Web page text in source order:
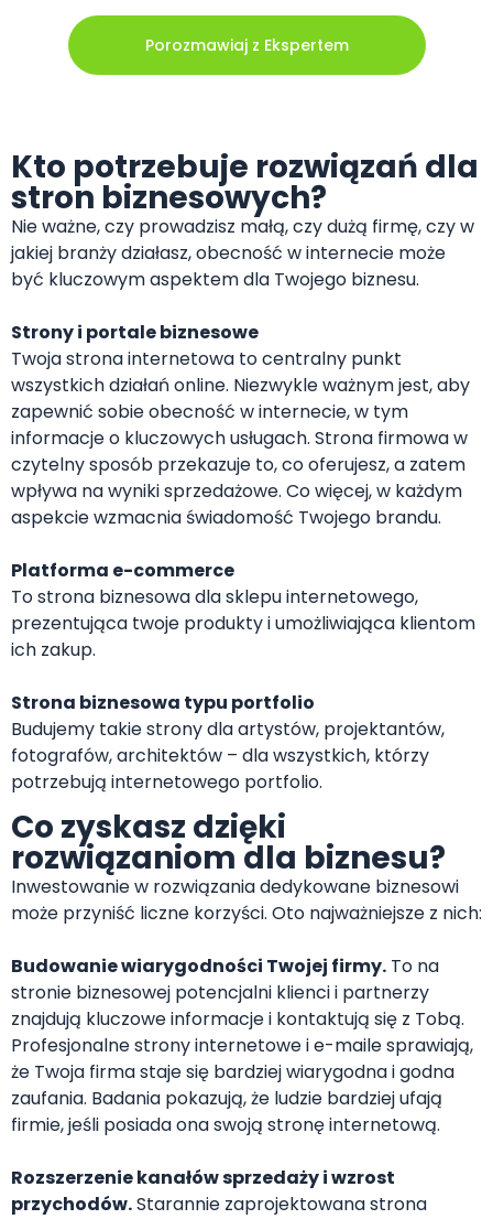
Porozmawiaj z Ekspertem
Kto potrzebuje rozwiązań dla
stron biznesowych?
Nie ważne, czy prowadzisz małą, czy dużą firmę, czy w
jakiej branży działasz, obecność w internecie może
być kluczowym aspektem dla Twojego biznesu.
Strony i portale biznesowe
Twoja strona internetowa to centralny punkt
wszystkich działań online. Niezwykle ważnym jest, aby
zapewnić sobie obecność w internecie, w tym
informacje o kluczowych usługach. Strona firmowa w
czytelny sposób przekazuje to, co oferujesz, a zatem
wpływa na wyniki sprzedażowe. Co więcej, w każdym
aspekcie wzmacnia świadomość Twojego brandu.
Platforma e-commerce
To strona biznesowa dla sklepu internetowego,
prezentująca twoje produkty i umożliwiająca klientom
ich zakup.
Strona biznesowa typu portfolio
Budujemy takie strony dla artystów, projektantów,
fotografów, architektów – dla wszystkich, którzy
potrzebują internetowego portfolio.
Co zyskasz dzięki
rozwiązaniom dla biznesu?
Inwestowanie w rozwiązania dedykowane biznesowi
może przyniść liczne korzyści. Oto najważniejsze z nich:
Budowanie wiarygodności Twojej firmy. To na
stronie biznesowej potencjalni klienci i partnerzy
znajdują kluczowe informacje i kontaktują się z Tobą.
Profesjonalne strony internetowe i e-maile sprawiają,
że Twoja firma staje się bardziej wiarygodna i godna
zaufania. Badania pokazują, że ludzie bardziej ufają
firmie, jeśli posiada ona swoją stronę internetową.
Rozszerzenie kanałów sprzedaży i wzrost
przychodów.Starannie zaprojektowana strona